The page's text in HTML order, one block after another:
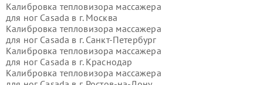
Калибровка тепловизора массажера
для ног Casada в г. Москва
Калибровка тепловизора массажера
для ног Casada в г. Санкт-Петербург
Калибровка тепловизора массажера
для ног Casada в г. Краснодар
Калибровка тепловизора массажера